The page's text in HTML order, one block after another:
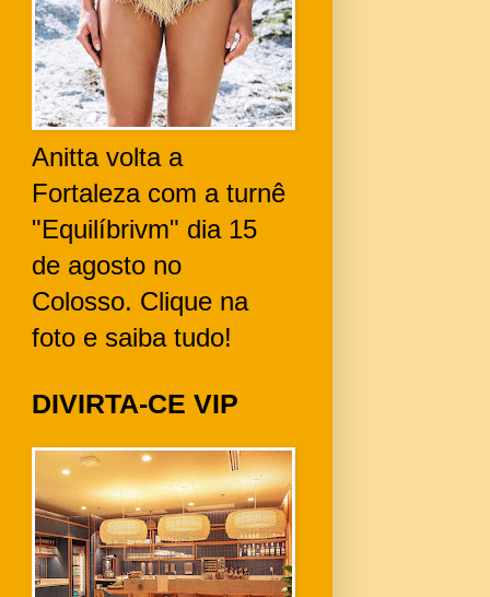
Anitta volta a
Fortaleza com a turnê
"Equilíbrivm" dia 15
de agosto no
Colosso. Clique na
foto e saiba tudo!
DIVIRTA-CE VIP